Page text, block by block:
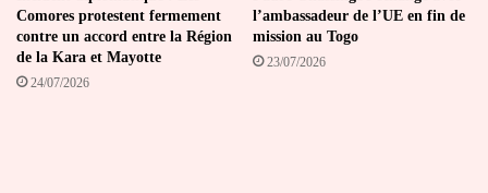
Comores protestent fermement
contre un accord entre la Région
de la Kara et Mayotte
24/07/2026
l’ambassadeur de l’UE en fin de
mission au Togo
23/07/2026